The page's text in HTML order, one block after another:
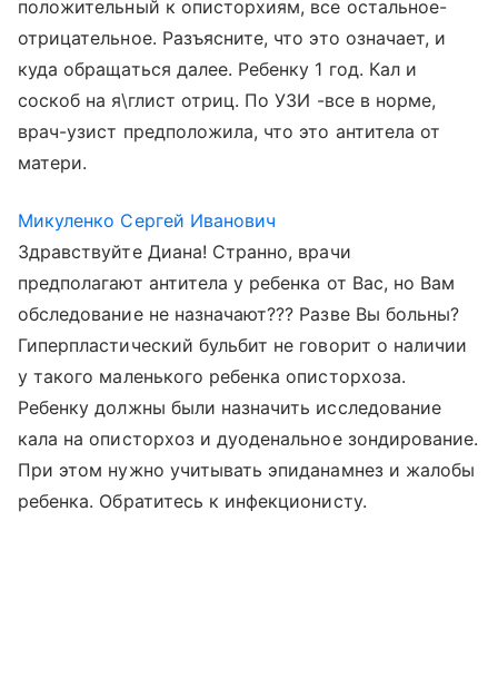
положительный к описторхиям, все остальное-
отрицательное. Разъясните, что это означает, и
куда обращаться далее. Ребенку 1 год. Кал и
соскоб на я\глист отриц. По УЗИ -все в норме,
врач-узист предположила, что это антитела от
матери.
Микуленко Сергей Иванович
Здравствуйте Диана! Странно, врачи
предполагают антитела у ребенка от Вас, но Вам
обследование не назначают??? Разве Вы больны?
Гиперпластический бульбит не говорит о наличии
у такого маленького ребенка описторхоза.
Ребенку должны были назначить исследование
кала на описторхоз и дуоденальное зондирование.
При этом нужно учитывать эпиданамнез и жалобы
ребенка. Обратитесь к инфекционисту.